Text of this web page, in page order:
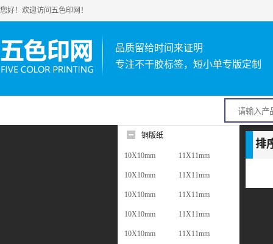
您好！欢迎访问五色印网！
品质留给时间来证明
专注不干胶标签，短小单专版定制
铜版纸
10X10mm 11X11mm
10X10mm 11X11mm
10X10mm 11X11mm
10X10mm 11X11mm
10X10mm 11X11mm
排